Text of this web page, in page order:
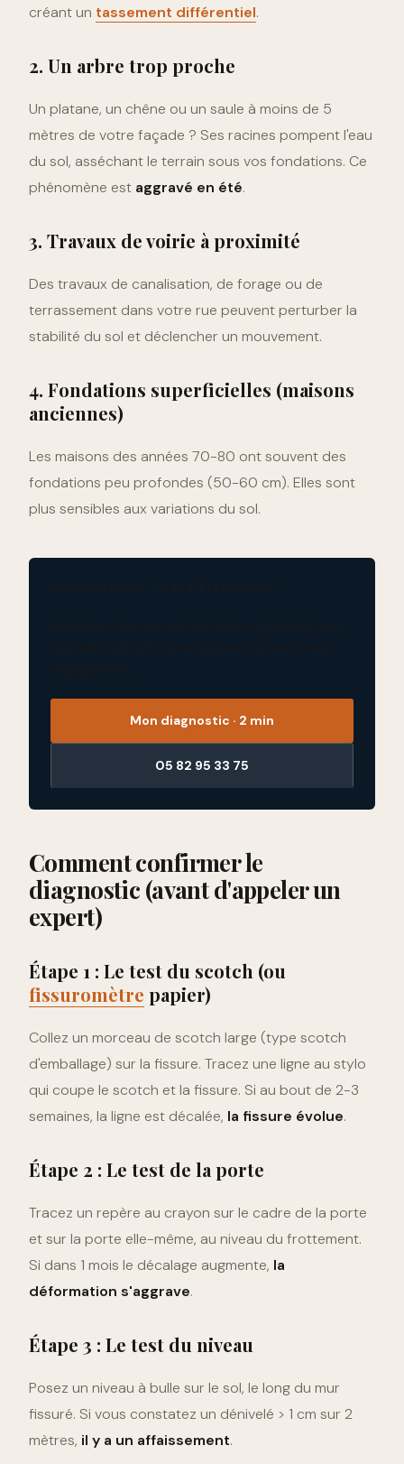
créant un tassement différentiel.
2. Un arbre trop proche
Un platane, un chêne ou un saule à moins de 5
mètres de votre façade ? Ses racines pompent l'eau
du sol, asséchant le terrain sous vos fondations. Ce
phénomène est aggravé en été.
3. Travaux de voirie à proximité
Des travaux de canalisation, de forage ou de
terrassement dans votre rue peuvent perturber la
stabilité du sol et déclencher un mouvement.
4. Fondations superficielles (maisons
anciennes)
Les maisons des années 70-80 ont souvent des
fondations peu profondes (50-60 cm). Elles sont
plus sensibles aux variations du sol.
Mon diagnostic · 2 min
05 82 95 33 75
Comment confirmer le
diagnostic (avant d'appeler un
expert)
Étape 1 : Le test du scotch (ou
fissuromètre papier)
Collez un morceau de scotch large (type scotch
d'emballage) sur la fissure. Tracez une ligne au stylo
qui coupe le scotch et la fissure. Si au bout de 2-3
semaines, la ligne est décalée, la fissure évolue.
Étape 2 : Le test de la porte
Tracez un repère au crayon sur le cadre de la porte
et sur la porte elle-même, au niveau du frottement.
Si dans 1 mois le décalage augmente, la
déformation s'aggrave.
Étape 3 : Le test du niveau
Posez un niveau à bulle sur le sol, le long du mur
fissuré. Si vous constatez un dénivelé > 1 cm sur 2
mètres, il y a un affaissement.